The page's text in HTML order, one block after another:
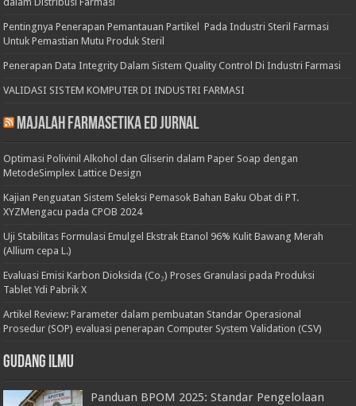
Pentingnya Penerapan Pemantauan Partikel Pada Industri Steril Farmasi
Untuk Pemastian Mutu Produk Steril
Penerapan Data Integrity Dalam Sistem Quality Control Di Industri Farmasi
VALIDASI SISTEM KOMPUTER DI INDUSTRI FARMASI
Majalah Farmasetika Ed Jurnal
Optimasi Polivinil Alkohol dan Gliserin dalam Paper Soap dengan
MetodeSimplex Lattice Design
Kajian Penguatan Sistem Seleksi Pemasok Bahan Baku Obat di PT.
XYZMengacu pada CPOB 2024
Uji Stabilitas Formulasi Emulgel Ekstrak Etanol 96% Kulit Bawang Merah
(Allium cepa L.)
Evaluasi Emisi Karbon Dioksida (Co₂) Proses Granulasi pada Produksi
Tablet Ydi Pabrik X
Artikel Review: Parameter dalam pembuatan Standar Operasional
Prosedur (SOP) evaluasi penerapan Computer System Validation (CSV)
Gudang Ilmu
Panduan BPOM 2025: Standar Pengelolaan